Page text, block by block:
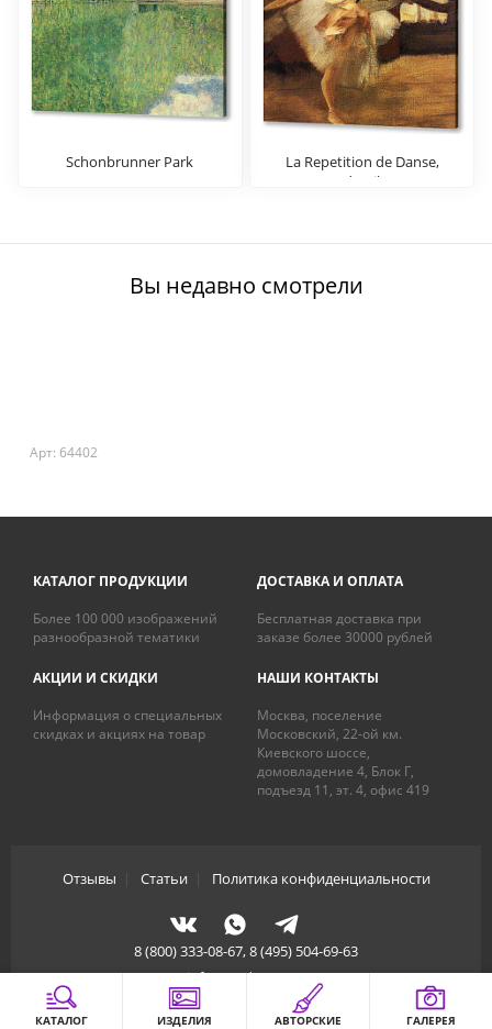
КАТАЛОГ ИЗДЕЛИЯ АВТОРСКИЕ ГАЛЕРЕЯ
Schonbrunner Park
La Repetition de Danse,
detail
Вы недавно смотрели
Арт: 64402
КАТАЛОГ ПРОДУКЦИИ
Более 100 000 изображений
разнообразной тематики
ДОСТАВКА И ОПЛАТА
Бесплатная доставка при
заказе более 30000 рублей
АКЦИИ И СКИДКИ
Информация о специальных
скидках и акциях на товар
НАШИ КОНТАКТЫ
Москва, поселение
Московский, 22-ой км.
Киевского шоссе,
домовладение 4, Блок Г,
подъезд 11, эт. 4, офис 419
Отзывы Статьи| Политика конфиденциальности
8 (800) 333-08-67, 8 (495) 504-69-63
info@artdecory.ru